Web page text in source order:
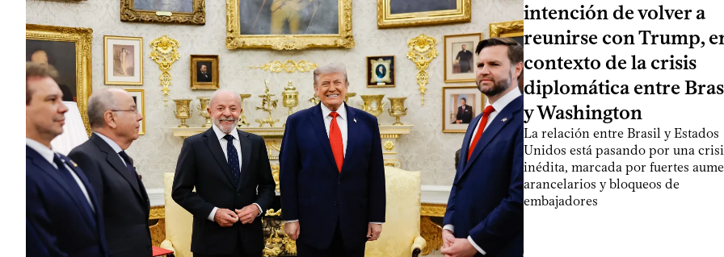
intención de volver a
reunirse con Trump,
contexto de la crisis
diplomática entre
y Washington
La relación entre Brasil y Estados
Unidos está pasando por una
inédita, marcada por fuertes
arancelarios y bloqueos de
embajadores